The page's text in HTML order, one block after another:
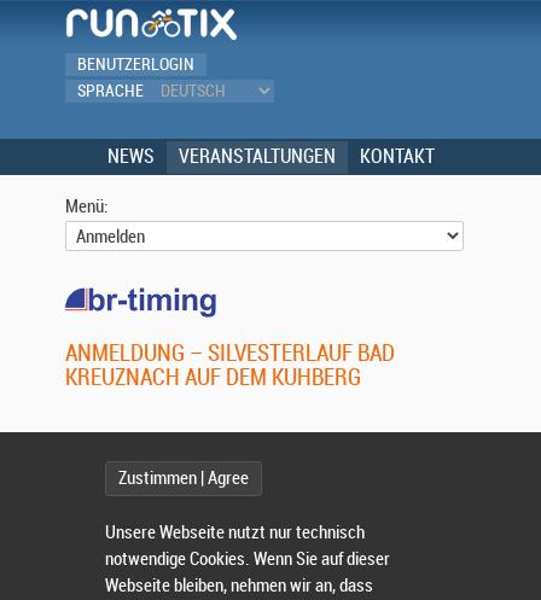
BENUTZERLOGIN
SPRACHE
NEWS VERANSTALTUNGEN KONTAKT
Menü:
ANMELDUNG – SILVESTERLAUF BAD
KREUZNACH AUF DEM KUHBERG
Benutzerkonto erstellen
Zustimmen | Agree
Unsere Webseite nutzt nur technisch
notwendige Cookies. Wenn Sie auf dieser
Webseite bleiben, nehmen wir an, dass